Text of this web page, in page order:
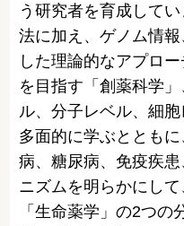
う研究者を育成して
法に加え、ゲノム情
した理論的なアプロ
を目指す「創薬科学
ル、分子レベル、細
多面的に学ぶととも
病、糖尿病、免疫疾
ニズムを明らかにし
「生命薬学」の2つ